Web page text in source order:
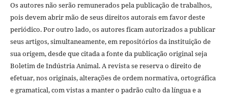
Os autores não serão remunerados pela publicação de trabalhos,
pois devem abrir mão de seus direitos autorais em favor deste
periódico. Por outro lado, os autores ficam autorizados a publicar
seus artigos, simultaneamente, em repositórios da instituição de
sua origem, desde que citada a fonte da publicação original seja
Boletim de Indústria Animal. A revista se reserva o direito de
efetuar, nos originais, alterações de ordem normativa, ortográfica
e gramatical, com vistas a manter o padrão culto da língua e a